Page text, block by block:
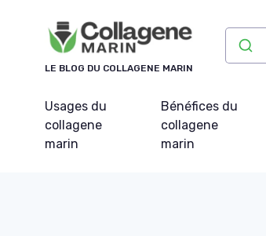
LE BLOG DU COLLAGENE MARIN
Usages du
collagene
marin
Bénéfices du
collagene
marin